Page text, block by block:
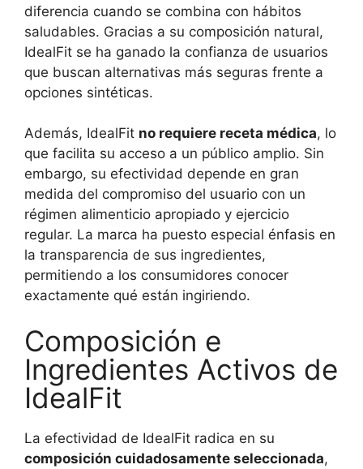
diferencia cuando se combina con hábitos
saludables. Gracias a su composición natural,
IdealFit se ha ganado la confianza de usuarios
que buscan alternativas más seguras frente a
opciones sintéticas.
Además, IdealFit no requiere receta médica, lo
que facilita su acceso a un público amplio. Sin
embargo, su efectividad depende en gran
medida del compromiso del usuario con un
régimen alimenticio apropiado y ejercicio
regular. La marca ha puesto especial énfasis en
la transparencia de sus ingredientes,
permitiendo a los consumidores conocer
exactamente qué están ingiriendo.
Composición e
Ingredientes Activos de
IdealFit
La efectividad de IdealFit radica en su
composición cuidadosamente seleccionada,